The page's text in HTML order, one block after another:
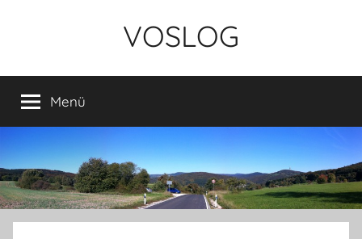
VOSLOG
Menü